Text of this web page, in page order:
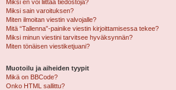
Miksi en voi liittää tiedostoja?
Miksi sain varoituksen?
Miten ilmoitan viestin valvojalle?
Mitä “Tallenna”-painike viestin kirjoittamisessa tekee?
Miksi minun viestini tarvitsee hyväksynnän?
Miten tönäisen viestiketjuani?
Muotoilu ja aiheiden tyypit
Mikä on BBCode?
Onko HTML sallittu?